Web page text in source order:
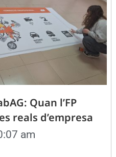
Quan l’FP
reals d’empresa
am